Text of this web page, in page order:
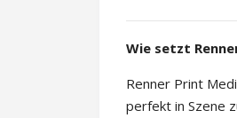
Wie setzt
Renner Print
perfekt in Szene